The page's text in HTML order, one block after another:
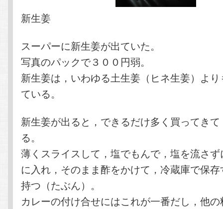
へ
移
動
移
動
新生姜
スーパーに新生姜が出ていた。
写真のパックで３００円弱。
新生姜は，いわゆる土生姜（ヒネ生姜）よ
ている。
新生姜が出ると，できるだけ多く買ってき
る。
薄くスライスして，塩でもんで，塩を流さ
に入れ，そのまま酢をかけて，冷蔵庫で保
持つ（たぶん）。
カレーの付け合せにはこれが一番だし，他